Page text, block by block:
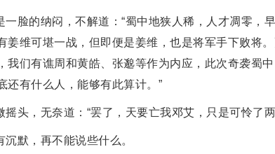
一脸的纳闷，不解道：“蜀中地狭人稀，人才凋零，
姜维可堪一战，但即便是姜维，也是将军手下败将
我们有谯周和黄皓、张邈等作为内应，此次奇袭蜀
还有什么人，能够有此算计。”
摇头，无奈道：“罢了，天要亡我邓艾，只是可怜了
沉默，再不能说些什么。